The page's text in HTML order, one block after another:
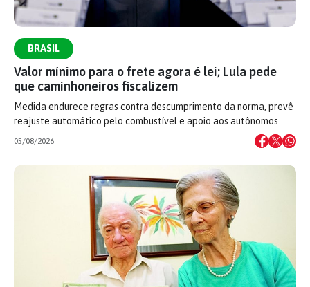
BRASIL
Valor mínimo para o frete agora é lei; Lula pede
que caminhoneiros fiscalizem
Medida endurece regras contra descumprimento da norma, prevê
reajuste automático pelo combustível e apoio aos autônomos
05/08/2026